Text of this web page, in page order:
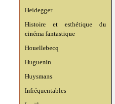
Heidegger
Histoire et esthétique du
cinéma fantastique
Houellebecq
Huguenin
Huysmans
Infréquentables